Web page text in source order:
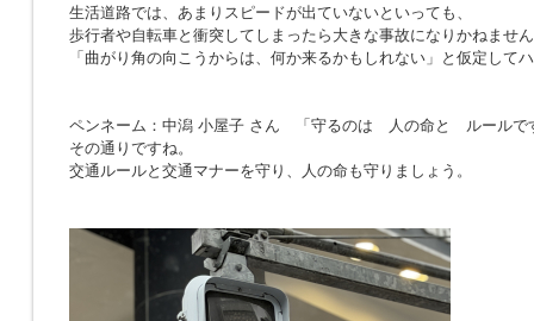
生活道路では、あまりスピードが出ていないといっても、
歩行者や自転車と衝突してしまったら大きな事故になりかねませ
「曲がり角の向こうからは、何か来るかもしれない」と仮定して
ペンネーム：中潟 小屋子 さん 「 守るのは 人の命と ルールで
その通りですね。
交通ルールと交通マナーを守り、人の命も守りましょう。